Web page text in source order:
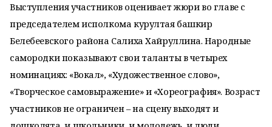
Выступления участников оценивает жюри во главе с
председателем исполкома курултая башкир
Белебеевского района Салиха Хайруллина. Народные
самородки показывают свои таланты в четырех
номинациях: «Вокал», «Художественное слово»,
«Творческое самовыражение» и «Хореография». Возраст
участников не ограничен – на сцену выходят и